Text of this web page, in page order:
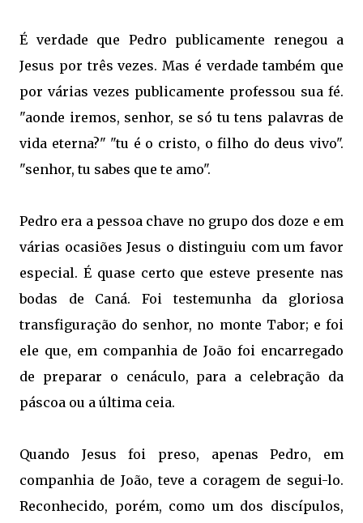
É verdade que Pedro publicamente renegou a
Jesus por três vezes. Mas é verdade também que
por várias vezes publicamente professou sua fé.
"aonde iremos, senhor, se só tu tens palavras de
vida eterna?" "tu é o cristo, o filho do deus vivo".
"senhor, tu sabes que te amo".
Pedro era a pessoa chave no grupo dos doze e em
várias ocasiões Jesus o distinguiu com um favor
especial. É quase certo que esteve presente nas
bodas de Caná. Foi testemunha da gloriosa
transfiguração do senhor, no monte Tabor; e foi
ele que, em companhia de João foi encarregado
de preparar o cenáculo, para a celebração da
páscoa ou a última ceia.
Quando Jesus foi preso, apenas Pedro, em
companhia de João, teve a coragem de segui-lo.
Reconhecido, porém, como um dos discípulos,